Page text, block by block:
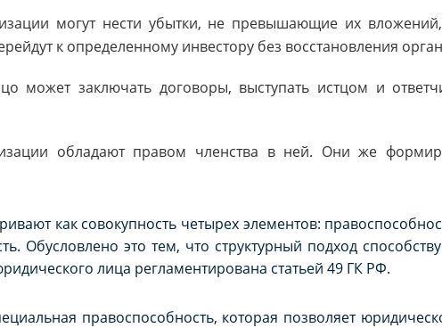
могут нести убытки, не превышающие их
к определенному инвестору без восстановления
может заключать договоры, выступать истцом и
обладают правом членства в ней. Они же
как совокупность четырех элементов:
Обусловлено это тем, что структурный подход
лица регламентирована статьей 49 ГК РФ.
правоспособность, которая позволяет